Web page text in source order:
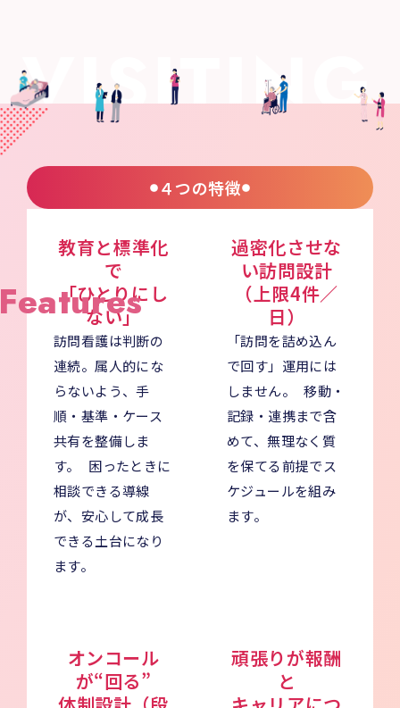
４つの特徴
教育と標準化
で
「ひとりにし
ない」
訪問看護は判断の
連続。属人的にな
らないよう、手
順・基準・ケース
共有を整備しま
す。 困ったときに
相談できる導線
が、安心して成長
できる土台になり
ます。
過密化させな
い訪問設計
（上限4件／
日）
「訪問を詰め込ん
で回す」運用には
しません。 移動・
記録・連携まで含
めて、無理なく質
を保てる前提でス
ケジュールを組み
ます。
オンコール
が“回る”
頑張りが報酬
と